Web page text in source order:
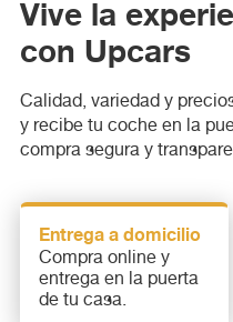
Vive la experiencia de comprar
con Upcars
Calidad, variedad y
y recibe tu coche en la
compra segura y
Entrega a domicilio
Compra online y
entrega en la puerta
de tu casa.